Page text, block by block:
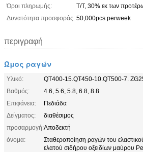
Όροι πληρωμής:
T/T, 30% εκ των
Δυνατότητα προσφοράς: 50,000pcs perweek
περιγραφή
Ώμος ραγών
Υλικό:
QT400-15.QT450-10.QT500-7.
Βαθμός:
4.6, 5.6, 5.8, 6.8, 8.8
Επιφάνεια:
Πεδιάδα
Δείγματος:
διαθέσιμος
προσαρμογή:Αποδεκτή
όνομα:
Σταθεροποίηση ραγών του
ελατού σιδήρου οξειδίων μαύρου